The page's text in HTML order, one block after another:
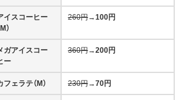
イスコーヒー
M）
260円→100円
ガアイスコー
ー
360円→200円
フェラテ（M） 230円→70円